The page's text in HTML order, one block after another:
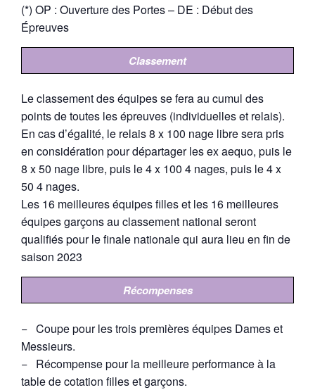
(*) OP : Ouverture des Portes – DE : Début des
Épreuves
Classement
Le classement des équipes se fera au cumul des
points de toutes les épreuves (individuelles et relais).
En cas d’égalité, le relais 8 x 100 nage libre sera pris
en considération pour départager les ex aequo, puis le
8 x 50 nage libre, puis le 4 x 100 4 nages, puis le 4 x
50 4 nages.
Les 16 meilleures équipes filles et les 16 meilleures
équipes garçons au classement national seront
qualifiés pour le finale nationale qui aura lieu en fin de
saison 2023
Récompenses
− Coupe pour les trois premières équipes Dames et
Messieurs.
− Récompense pour la meilleure performance à la
table de cotation filles et garçons.